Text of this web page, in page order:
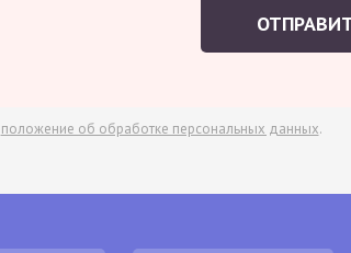
положение об обработке персональных данных.